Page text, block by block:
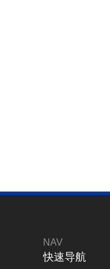
NAV
快速导航